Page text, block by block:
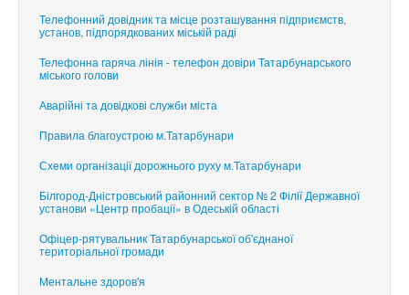
Телефонний довідник та місце розташування підприємств,
установ, підпорядкованих міській раді
Телефонна гаряча лінія - телефон довіри Татарбунарського
міського голови
Аварійні та довідкові служби міста
Правила благоустрою м.Татарбунари
Схеми організації дорожнього руху м.Татарбунари
Білгород-Дністровський районний сектор № 2 Філії Державної
установи «Центр пробації» в Одеській області
Офіцер-рятувальник Татарбунарської об'єднаної
територіальної громади
Ментальне здоров'я